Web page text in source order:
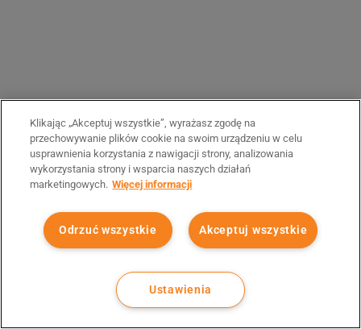
Klikając „Akceptuj wszystkie”, wyrażasz zgodę na
przechowywanie plików cookie na swoim urządzeniu w celu
usprawnienia korzystania z nawigacji strony, analizowania
wykorzystania strony i wsparcia naszych działań
marketingowych. Więcej informacji
Akceptuj wszystkie
Odrzuć wszystkie
Ustawienia